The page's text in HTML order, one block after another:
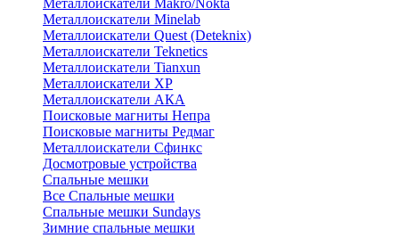
Металлоискатели Makro/Nokta
Металлоискатели Minelab
Металлоискатели Quest (Deteknix)
Металлоискатели Teknetics
Металлоискатели Tianxun
Металлоискатели XP
Металлоискатели АКА
Поисковые магниты Непра
Поисковые магниты Редмаг
Металлоискатели Сфинкс
Досмотровые устройства
Спальные мешки
Все Спальные мешки
Спальные мешки Sundays
Зимние спальные мешки